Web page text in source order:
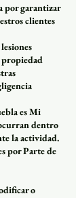
por garantizar
clientes
propiedad
es Mi
dentro
la actividad.
por Parte de
o